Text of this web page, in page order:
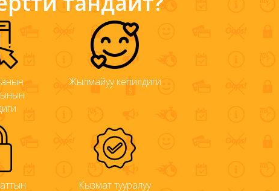
Жылмайуу кепилдиги
Кызмат тууралуу